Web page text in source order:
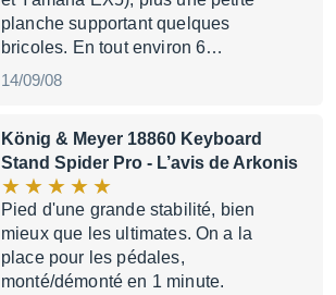
planche supportant quelques
bricoles. En tout environ 6…
14/09/08
König & Meyer 18860 Keyboard
Stand Spider Pro - L’avis de Arkonis
Pied d'une grande stabilité, bien
mieux que les ultimates. On a la
place pour les pédales,
monté/démonté en 1 minute.